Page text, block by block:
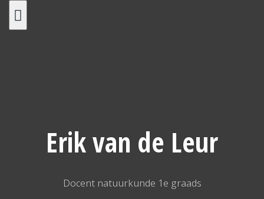
naar
Erik van de Leur
Docent natuurkunde 1e graads